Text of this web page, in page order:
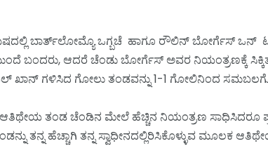
ಬಾರ್ತ್‌ಲೋಮ್ಯೊ ಒಗ್ಬಚೆ ಹಾಗೂ ರೌಲಿನ್ ಬೋರ್ಗೆಸ್ ಒನ್
ಬಂದರು, ಆದರೆ ಚೆಂಡು ಬೋರ್ಗೆಸ್ ಅವರ ನಿಯಂತ್ರಣಕ್ಕೆ
ಖಾನ್ ಗಳಿಸಿದ ಗೋಲು ತಂಡವನ್ನು 1-1 ಗೋಲಿನಿಂದ
ತಂಡ ಚೆಂಡಿನ ಮೇಲೆ ಹೆಚ್ಚಿನ ನಿಯಂತ್ರಣ ಸಾಧಿಸಿದರೂ
ತನ್ನ ಹೆಚ್ಚಾಗಿ ತನ್ನ ಸ್ವಾಧೀನದಲ್ಲಿರಿಸಿಕೊಳ್ಳುವ ಮೂಲಕ